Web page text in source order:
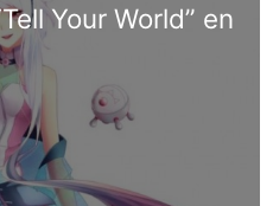
Your World” en